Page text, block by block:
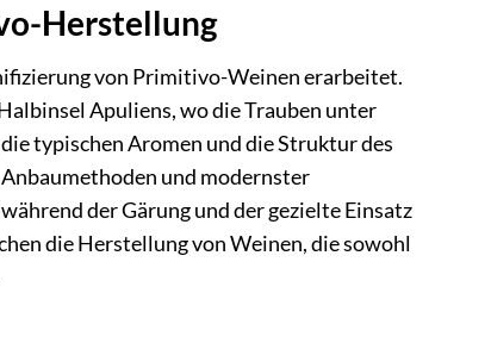
Herstellung
von Primitivo-Weinen erarbeitet.
Apuliens, wo die Trauben unter
typischen Aromen und die Struktur des
und modernster
der Gärung und der gezielte Einsatz
die Herstellung von Weinen, die sowohl